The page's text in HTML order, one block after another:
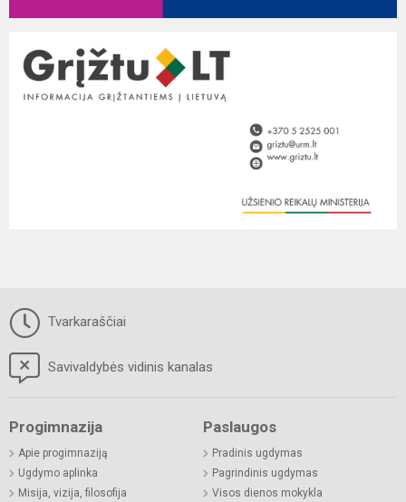
Tvarkaraščiai
Savivaldybės vidinis kanalas
Progimnazija
Apie progimnaziją
Ugdymo aplinka
Misija, vizija, filosofija
Paslaugos
Pradinis ugdymas
Pagrindinis ugdymas
Visos dienos mokykla